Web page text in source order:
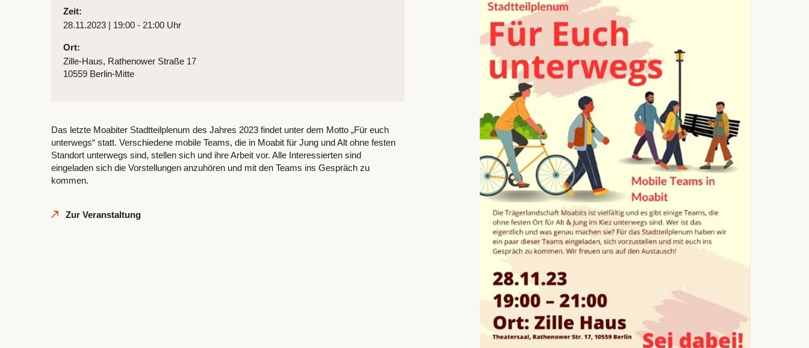
Zeit:
28.11.2023 | 19:00 - 21:00 Uhr
Ort:
Zille-Haus, Rathenower Straße 17
10559 Berlin-Mitte
Das letzte Moabiter Stadtteilplenum des Jahres 2023 findet unter dem Motto „Für euch
unterwegs“ statt. Verschiedene mobile Teams, die in Moabit für Jung und Alt ohne festen
Standort unterwegs sind, stellen sich und ihre Arbeit vor. Alle Interessierten sind
eingeladen sich die Vorstellungen anzuhören und mit den Teams ins Gespräch zu
kommen.
Zur Veranstaltung